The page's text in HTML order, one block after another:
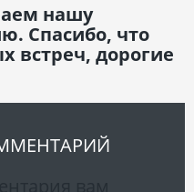
нашу
Спасибо, что
встреч, дорогие